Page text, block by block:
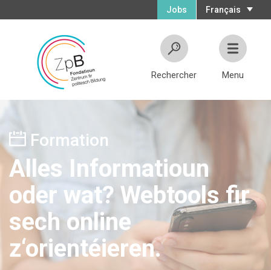
Français
Jobs
Rechercher Menu
Formation
Alles Informatioun
oder wat? Webtools fir
sech online
z‘orientéieren.